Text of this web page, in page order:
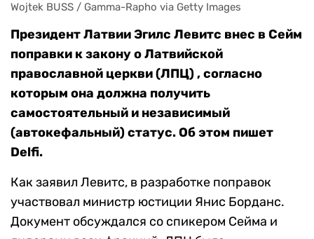
Wojtek BUSS / Gamma-Rapho via Getty Images
Президент Латвии Эгилс Левитс внес в Сейм
поправки к закону о Латвийской
православной церкви (ЛПЦ) , согласно
которым она должна получить
самостоятельный и независимый
(автокефальный) статус. Об этом пишет
Delfi.
Как заявил Левитс, в разработке поправок
участвовал министр юстиции Янис Борданс.
Документ обсуждался со спикером Сейма и